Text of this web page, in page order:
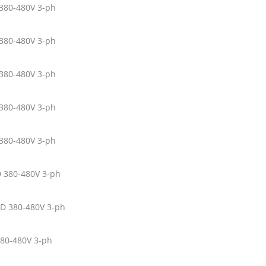
480V 3-ph
480V 3-ph
480V 3-ph
480V 3-ph
480V 3-ph
480V 3-ph
380-480V 3-ph
480V 3-ph